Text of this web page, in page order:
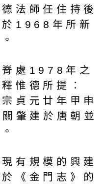
法師任住持後
1968年所新
處1978年之
惟德所提：
貞元廿年甲申
肇建於唐朝並
有規模的興建
《金門志》的